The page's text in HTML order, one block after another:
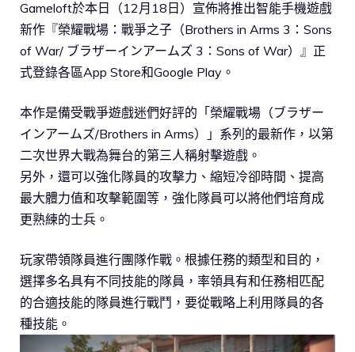
Gameloft於本日（12月18日）宣佈將推出智能手機遊戲
新作『榮耀戰場：戰爭之子（Brothers in Arms 3：Sons
of War/ ブラザーインアームズ 3：Sons of War）』正
式登錄各區App Store和Google Play。
本作是備受戰爭遊戲迷們好評的「榮耀戰場（ブラザー
インアームズ/Brothers in Arms）」系列的最新作，以第
二次世界大戰為舞台的第三人稱射擊遊戲。
另外，還可以強化隊員的攻擊力、縮短冷卻時間、提高
最大體力值和攻擊範圍等，強化隊員可以將他們培育成
更熟練的士兵。
玩家帶領隊員進行團隊作戰。根據任務的類型和目的，
選擇多名具有不同技能的隊員，率領具有和任務相匹配
的合適技能的隊員進行戰鬥，要從戰略上利用隊員的各
種技能。